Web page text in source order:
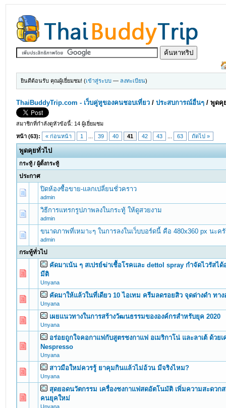
ยินดีต้อนรับ คุณผู้เยี่ยมชม! (เข้าสู่ระบบ — ลงทะเบียน)
ThaiBuddyTrip.com - เว็บคู่หูของคนชอบเที่ยว /ประสบการณ์อื่นๆ /พูดคุ
สมาชิกที่กำลังดูหัวข้อนี้: 14 ผู้เยี่ยมชม
หน้า (63): « ก่อนหน้า 1 39 40 41 42 43 63 ถัดไป »
พูดคุยทั่วไป
กระทู้ /ผู้ตั้งกระทู้
ประกาศ
ปิดห้องซื้อขาย-แลกเปลี่ยนชั่วคราว
admin
วิธีการแทรกรูปภาพลงในกระทู้ ให้ดูสวยงาม
admin
ขนาดภาพที่เหมาะๆ ในการลงในเว็บบอร์ดนี้ คือ 480x360 px นะค
admin
กระทู้ทั่วไป
คัดมาเน้น ๆ สเปรย์ฆ่าเชื้อโรคและ dettol spray กำจัดไวรัสไ
มีติ
Unyana
0 Vote(s) - 0 out of 5 in Average
คัดมาให้แล้วในที่เดียว 10 ไอเทม ครีมลดรอยสิว จุดด่างดํา ทา
Unyana
0 Vote(s) - 0 out of 5 in Average
123 4 5
เผยแนวทางในการสร้างวัฒนธรรมขององค์กรสำหรับยุค 2020
Unyana
0 Vote(s) - 0 out of 5 in Average
12345
อร่อยถูกใจคอกาแฟกับสูตรชงกาแฟ อเมริกาโน่ และลาเต้ ด้วยเ
Nespresso
Unyana
0 Vote(s) - 0 out of 5 in Average
สาวมือใหม่ควรรู้ ยาคุมกินแล้วไม่อ้วน มีจริงไหม?
Unyana
0 Vote(s) - 0 out of 5 in Average
12 345
สุดยอดนวัตกรรม เครื่องชงกาแฟสดอัตโนมัติ เพิ่มความสะดวก
คนยุคใหม่
Unyana
0 Vote(s) - 0 out of 5 in Average